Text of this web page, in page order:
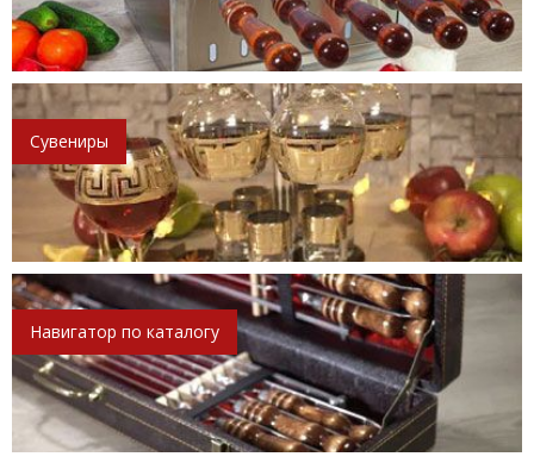
Сувениры
Навигатор по каталогу